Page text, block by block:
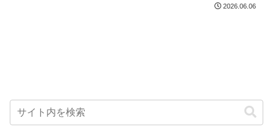
2026.06.06